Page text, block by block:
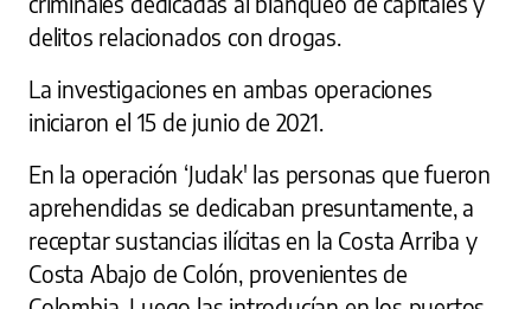
delitos relacionados con drogas.
La investigaciones en ambas operaciones
iniciaron el 15 de junio de 2021.
En la operación ‘Judak' las personas que fueron
aprehendidas se dedicaban presuntamente, a
receptar sustancias ilícitas en la Costa Arriba y
Costa Abajo de Colón, provenientes de